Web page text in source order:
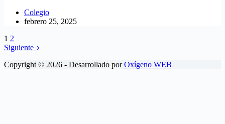
Colegio
febrero 25, 2025
1 2
Siguiente
Copyright © 2026 - Desarrollado porOxígeno WEB